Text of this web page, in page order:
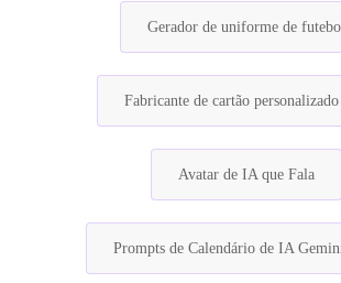
Gerador de uniforme de
Fabricante de cartão
Avatar de IA que Fala
Prompts de Calendário de IA